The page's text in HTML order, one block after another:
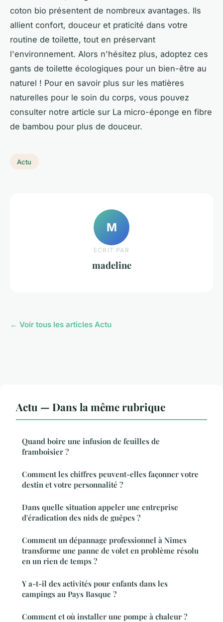
coton bio présentent de nombreux avantages. Ils
allient confort, douceur et praticité dans votre
routine de toilette, tout en préservant
l'environnement. Alors n'hésitez plus, adoptez ces
gants de toilette écologiques pour un bien-être au
naturel ! Pour en savoir plus sur les matières
naturelles pour le soin du corps, vous pouvez
consulter notre article sur La micro-éponge en fibre
de bambou pour plus de douceur.
Actu
M
ECRIT PAR
madeline
← Voir tous les articles Actu
Actu — Dans la même rubrique
Quand boire une infusion de feuilles de
framboisier ?
Comment les chiffres peuvent-elles façonner votre
destin et votre personnalité ?
Dans quelle situation appeler une entreprise
d'éradication des nids de guêpes ?
Comment un dépannage professionnel à Nîmes
transforme une panne de volet en problème résolu
en un rien de temps ?
Y a-t-il des activités pour enfants dans les
campings au Pays Basque ?
Comment et où installer une pompe à chaleur ?